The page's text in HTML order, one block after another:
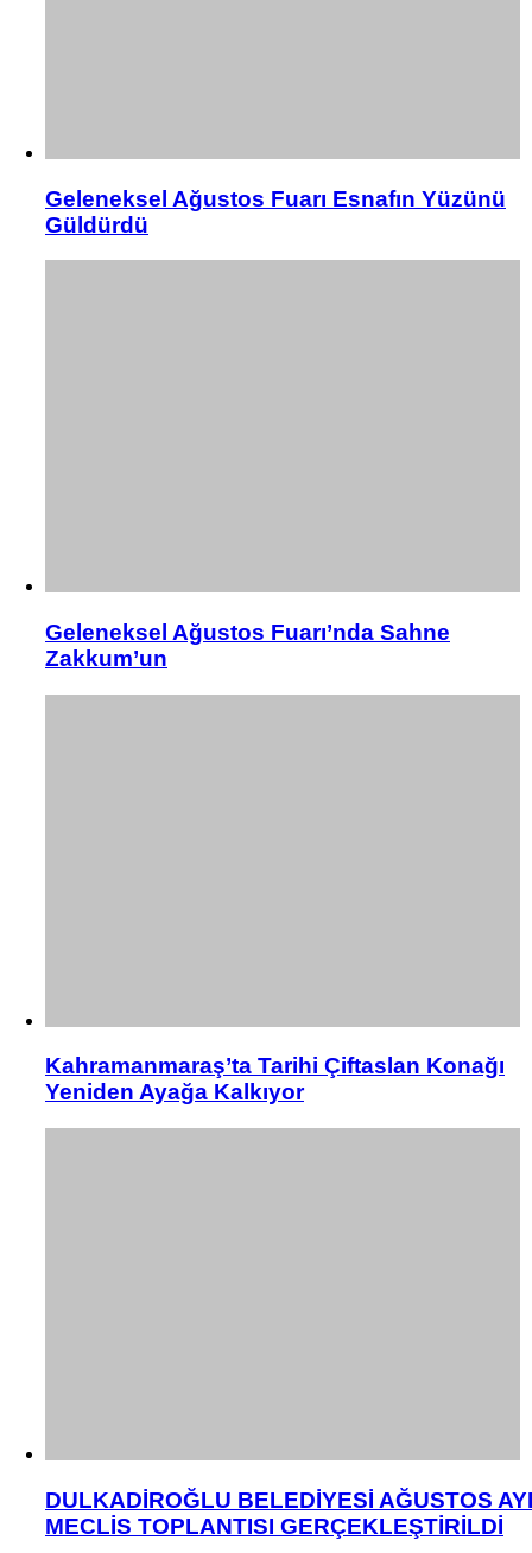
Geleneksel Ağustos Fuarı Esnafın Yüzünü
Güldürdü
Geleneksel Ağustos Fuarı’nda Sahne
Zakkum’un
Kahramanmaraş’ta Tarihi Çiftaslan Konağı
Yeniden Ayağa Kalkıyor
DULKADİROĞLU BELEDİYESİ AĞUSTOS AYI
MECLİS TOPLANTISI GERÇEKLEŞTİRİLDİ